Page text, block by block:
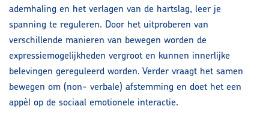
ademhaling en het verlagen van de hartslag, leer je
spanning te reguleren. Door het uitproberen van
verschillende manieren van bewegen worden de
expressiemogelijkheden vergroot en kunnen innerlijke
belevingen gereguleerd worden. Verder vraagt het samen
bewegen om (non- verbale) afstemming en doet het een
appèl op de sociaal emotionele interactie.